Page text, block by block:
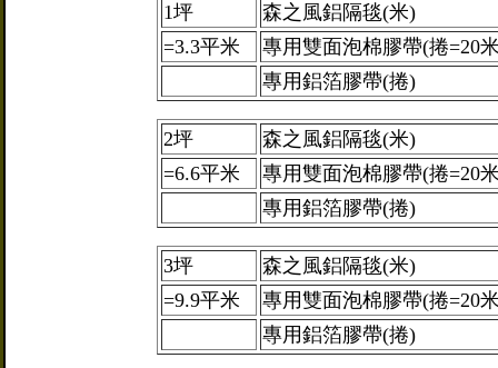
1坪
森之風鋁隔毯(米)
=3.3平米
專用雙面泡棉膠帶(捲=20
專用鋁箔膠帶(捲)
2坪
森之風鋁隔毯(米)
=6.6平米
專用雙面泡棉膠帶(捲=20
專用鋁箔膠帶(捲)
3坪
森之風鋁隔毯(米)
=9.9平米
專用雙面泡棉膠帶(捲=20
專用鋁箔膠帶(捲)